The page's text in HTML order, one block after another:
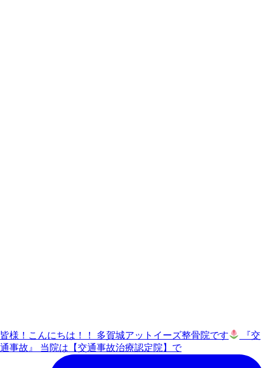
皆様！こんにちは！！ 多賀城アットイーズ整骨院です
『交
通事故』 当院は【交通事故治療認定院】で